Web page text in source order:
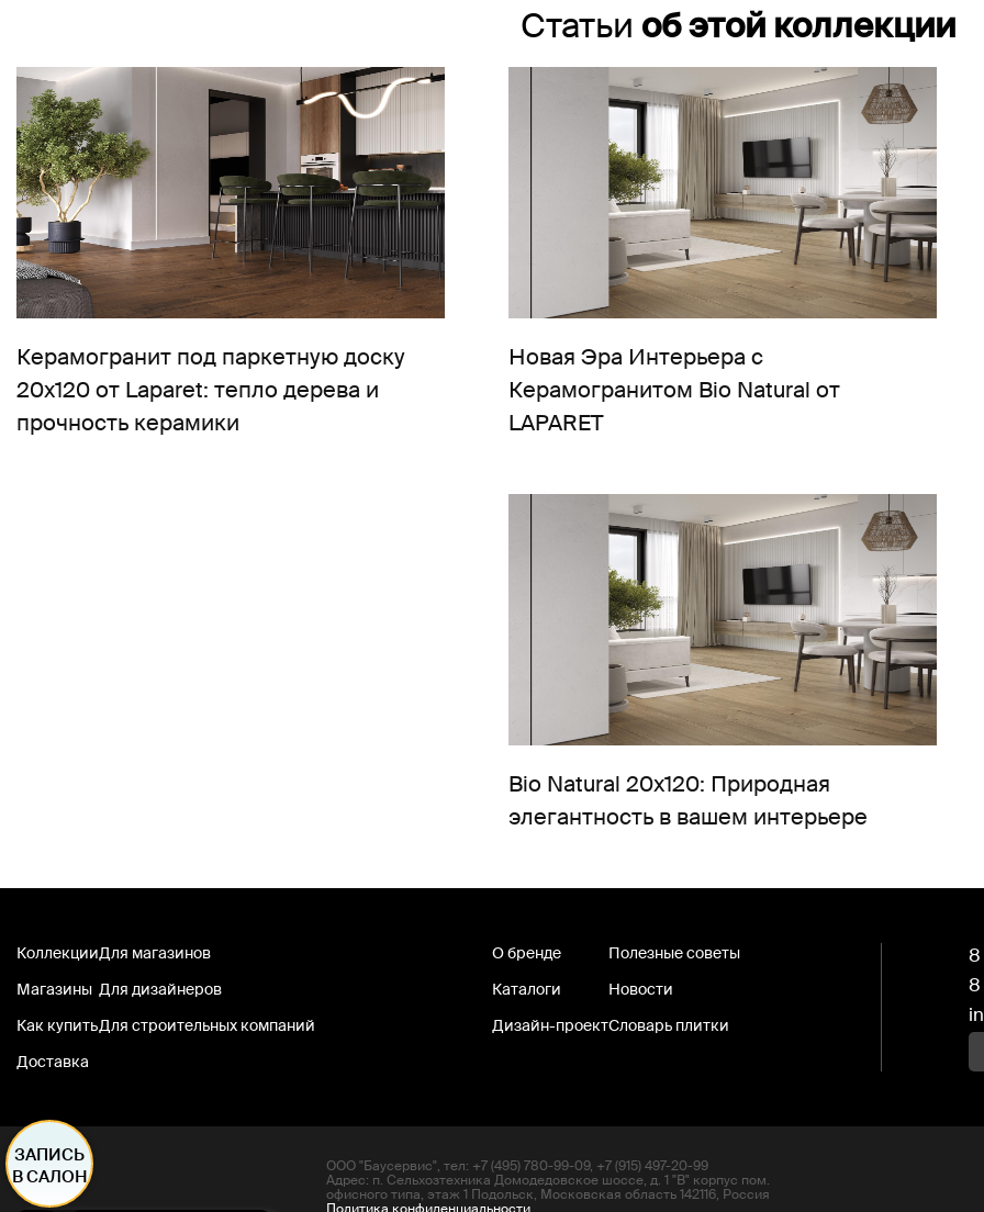
Статьи об этой коллекции
Керамогранит под паркетную доску
20х120 от Laparet: тепло дерева и
прочность керамики
Новая Эра Интерьера с
Керамогранитом Bio Natural от
LAPARET
Bio Natural 20х120: Природная
элегантность в вашем интерьере
Коллекции
Магазины
Как купить
Доставка
Для магазинов
Для дизайнеров
Для строительных компаний
О бренде
Каталоги
Дизайн-проект
Полезные советы
Новости
Словарь плитки
8
8
ООО "Баусервис", тел: +7 (495) 780-99-09, +7 (915) 497-20-99
Адрес: п. Сельхозтехника Домодедовское шоссе, д. 1 "В" корпус пом.
офисного типа, этаж 1 Подольск, Московская область 142116, Россия
ЗАПИСЬ
В САЛОН